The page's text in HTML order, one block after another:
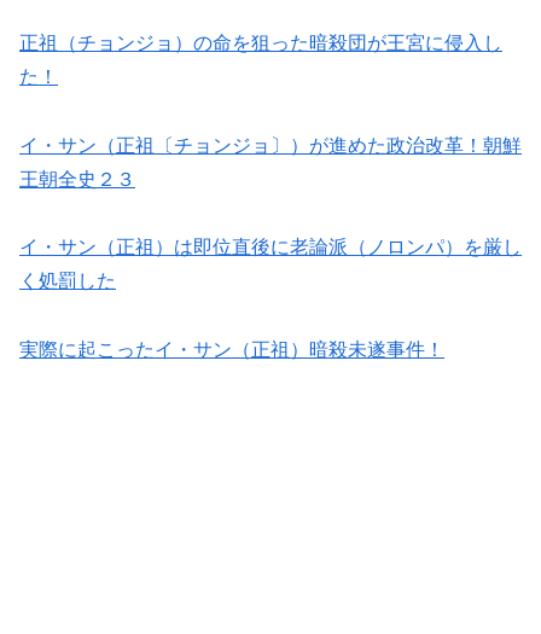
正祖（チョンジョ）の命を狙った暗殺団が王宮に侵入し
た！
イ・サン（正祖〔チョンジョ〕）が進めた政治改革！朝鮮
王朝全史２３
イ・サン（正祖）は即位直後に老論派（ノロンパ）を厳し
く処罰した
実際に起こったイ・サン（正祖）暗殺未遂事件！